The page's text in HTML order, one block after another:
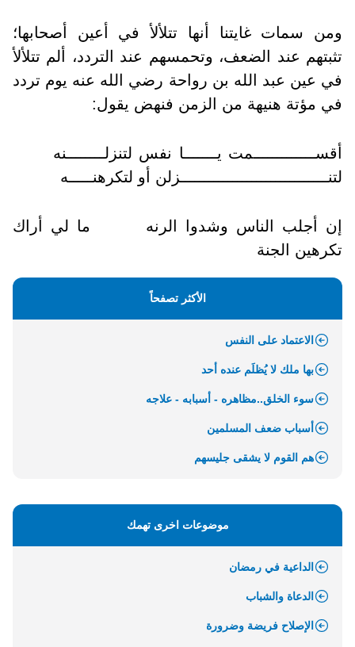
ومن سمات غايتنا أنها تتلألأ في أعين أصحابها؛
تثبتهم عند الضعف، وتحمسهم عند التردد، ألم تتلألأ
في عين عبد الله بن رواحة رضي الله عنه يوم تردد
في مؤتة هنيهة من الزمن فنهض يقول:
أقســـــــــــــمت يـــــــا نفس لتنزلــــــــنه
لتنـــــــــــــــــــــــــــــــزلن أو لتكرهنـــــه
إن أجلب الناس وشدوا الرنه ما لي أراك
تكرهين الجنة
الأكثر تصفحاً
الاعتماد على النفس
بها ملك لا يُظلَم عنده أحد
سوء الخلق..مظاهره - أسبابه - علاجه
أسباب ضعف المسلمين
هم القوم لا يشقى جليسهم
موضوعات اخرى تهمك
الداعية في رمضان
الدعاة والشباب
الإصلاح فريضة وضرورة